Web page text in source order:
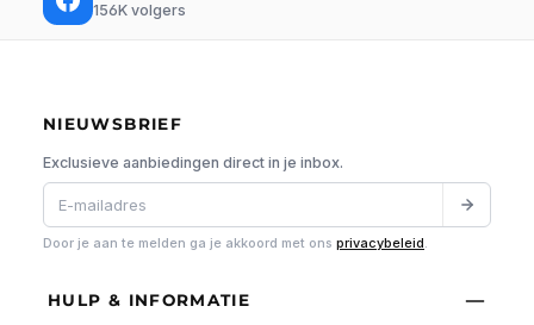
156K volgers
NIEUWSBRIEF
Exclusieve aanbiedingen direct in je inbox.
Door je aan te melden ga je akkoord met ons privacybeleid
HULP & INFORMATIE